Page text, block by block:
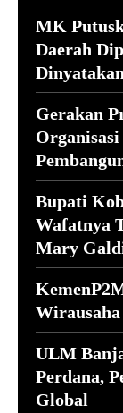
MK
Daerah
Gerakan
Organisasi
Bupati
Wafatnya
Mary
ULM
Perdana,
Global